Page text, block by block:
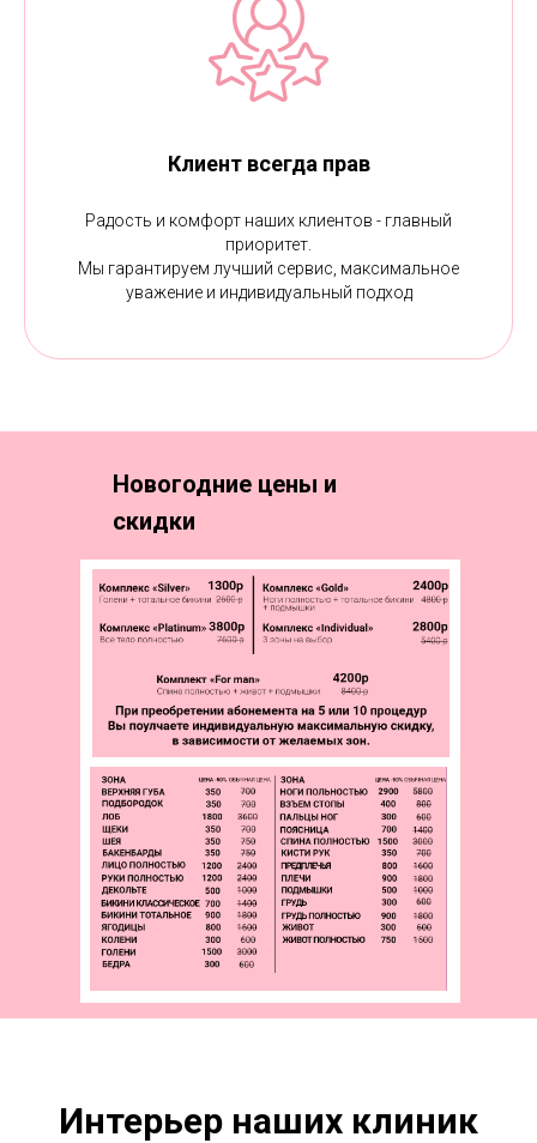
Клиент всегда прав
Радость и комфорт наших клиентов - главный
приоритет.
Мы гарантируем лучший сервис, максимальное
уважение и индивидуальный подход
Новогодние цены и
скидки
Интерьер наших клиник